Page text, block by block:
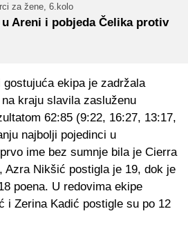
za žene, 6.kolo
Areni i pobjeda Čelika protiv
ekipa je zadržala
kraju slavila zasluženu
62:85 (9:22, 16:27, 13:17,
najbolji pojedinci u
ime bez sumnje bila je Cierra
Azra Nikšić postigla je 19, dok je
poena. U redovima ekipe
i Zerina Kadić postigle su po 12